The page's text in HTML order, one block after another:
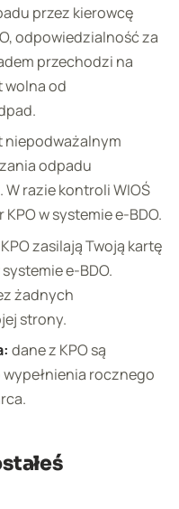
przez kierowcę
odpowiedzialność za
przechodzi na
wolna od
niepodważalnym
odpadu
razie kontroli WIOŚ
w systemie e-BDO.
KPO zasilają Twoją kartę
e-BDO.
żadnych
strony.
dane z KPO są
rocznego